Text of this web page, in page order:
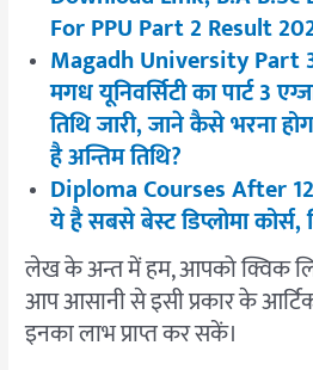
For PPU Part 2 Result
Magadh University Part
मगध यूनिवर्सिटी का पार्ट 3
तिथि जारी, जाने कैसे भरना
है अन्तिम तिथि?
Diploma Courses After
ये है सबसे बेस्ट डिप्लोमा
लेख के अन्त में हम, आपको क्विक
आप आसानी से इसी प्रकार के
इनका लाभ प्राप्त कर सकें।